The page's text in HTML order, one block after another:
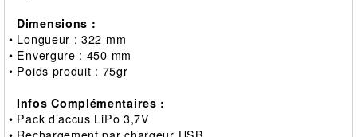
Dimensions :
• Longueur : 322 mm
• Envergure : 450 mm
• Poids produit : 75gr
Infos Complémentaires :
• Pack d’accus LiPo 3,7V